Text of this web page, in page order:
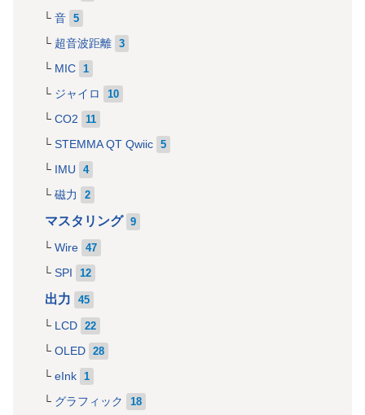
音 5
超音波距離 3
MIC 1
ジャイロ 10
CO2 11
STEMMA QT Qwiic 5
IMU 4
磁力 2
マスタリング 9
Wire 47
SPI 12
出力 45
LCD 22
OLED 28
eInk 1
グラフィック 18